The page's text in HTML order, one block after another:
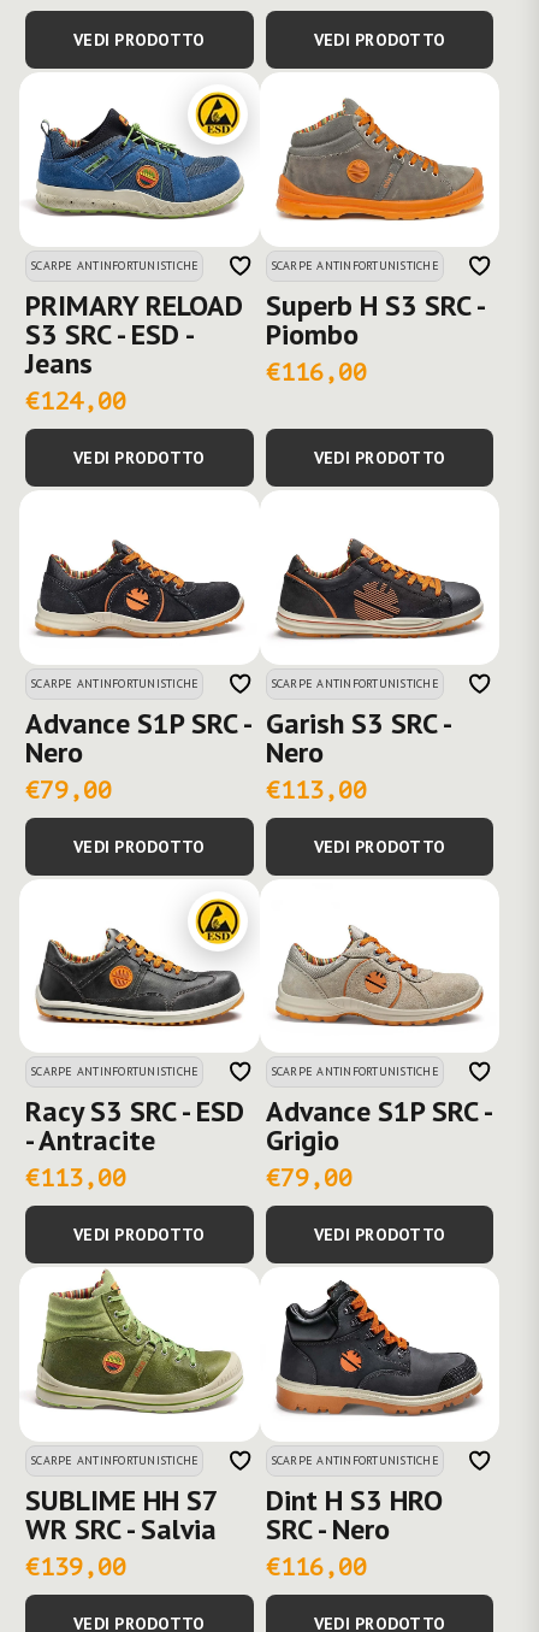
VEDI PRODOTTO VEDI PRODOTTO
SCARPE ANTINFORTUNISTICHE
PRIMARY RELOAD
S3 SRC - ESD -
Jeans
€124,00
VEDI PRODOTTO
SCARPE ANTINFORTUNISTICHE
Superb H S3 SRC -
Piombo
€116,00
VEDI PRODOTTO
SCARPE ANTINFORTUNISTICHE
Advance S1P SRC -
Nero
€79,00
VEDI PRODOTTO
SCARPE ANTINFORTUNISTICHE
Garish S3 SRC -
Nero
€113,00
VEDI PRODOTTO
SCARPE ANTINFORTUNISTICHE
Racy S3 SRC - ESD
- Antracite
€113,00
VEDI PRODOTTO
SCARPE ANTINFORTUNISTICHE
Advance S1P SRC -
Grigio
€79,00
VEDI PRODOTTO
SCARPE ANTINFORTUNISTICHE
SUBLIME HH S7
WR SRC - Salvia
€139,00
VEDI PRODOTTO
SCARPE ANTINFORTUNISTICHE
Dint H S3 HRO
SRC - Nero
€116,00
VEDI PRODOTTO